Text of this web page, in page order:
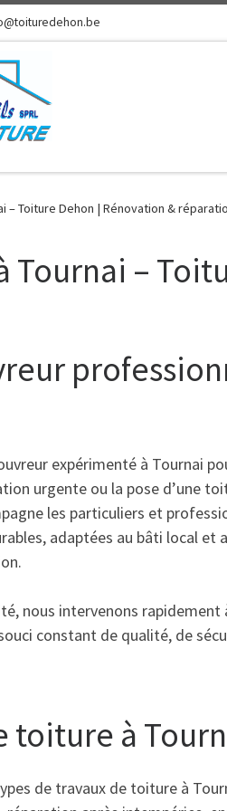
– Toiture Dehon | Rénovation &
Tournai –
expérimenté à Tournai
urgente ou la pose d’une
les particuliers et
adaptées au bâti local et
nous intervenons rapidement
constant de qualité, de
toiture à
de travaux de toiture à